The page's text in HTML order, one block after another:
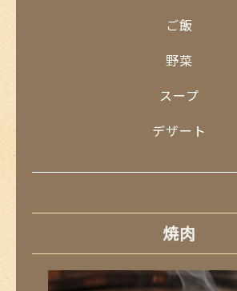
ご飯
野菜
スープ
デザート
焼肉